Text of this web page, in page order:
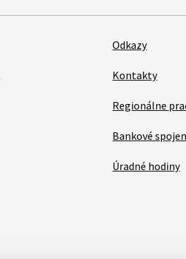
Odkazy
Kontakty
Regionálne
Bankové
Úradné hodiny